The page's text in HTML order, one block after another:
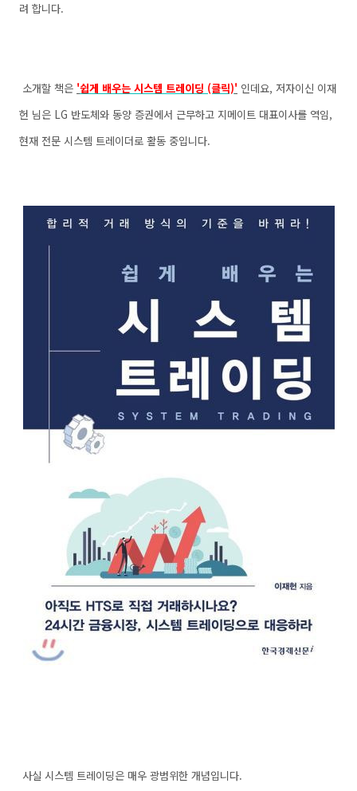
려 합니다.
소개할 책은 '쉽게 배우는 시스템 트레이딩 (클릭)' 인데요, 저자이신 이재
헌 님은 LG 반도체와 동양 증권에서 근무하고 지메이트 대표이사를 역임,
현재 전문 시스템 트레이더로 활동 중입니다.
사실 시스템 트레이딩은 매우 광범위한 개념입니다.